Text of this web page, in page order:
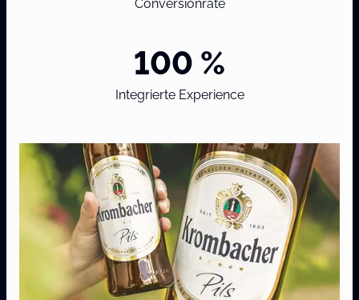
Conversionrate
100 %
Integrierte Experience